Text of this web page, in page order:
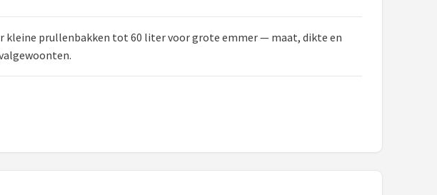
kleine prullenbakken tot 60 liter voor grote emmer — maat, dikte en